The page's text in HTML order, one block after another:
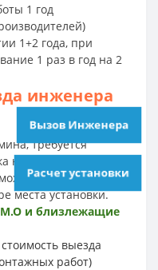
1 год
1+2 года, при
1 раз в год на 2
инженера
требуется
на объект.
монтажа,
места установки.
М.О и близлежащие
выезда
работ)
Расчет установки
Вызов Инженера